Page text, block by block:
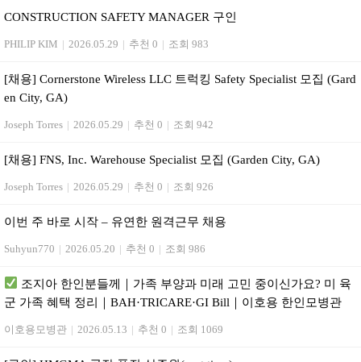
CONSTRUCTION SAFETY MANAGER 구인
PHILIP KIM | 2026.05.29 | 추천 0 | 조회 983
[채용] Cornerstone Wireless LLC 트럭킹 Safety Specialist 모집 (Gard
en City, GA)
Joseph Torres | 2026.05.29 | 추천 0 | 조회 942
[채용] FNS, Inc. Warehouse Specialist 모집 (Garden City, GA)
Joseph Torres | 2026.05.29 | 추천 0 | 조회 926
이번 주 바로 시작 – 유연한 원격근무 채용
Suhyun770 | 2026.05.20 | 추천 0 | 조회 986
조지아 한인분들께｜가족 부양과 미래 고민 중이신가요? 미 육
군 가족 혜택 정리｜BAH·TRICARE·GI Bill｜이호용 한인모병관
이호용모병관 | 2026.05.13 | 추천 0 | 조회 1069